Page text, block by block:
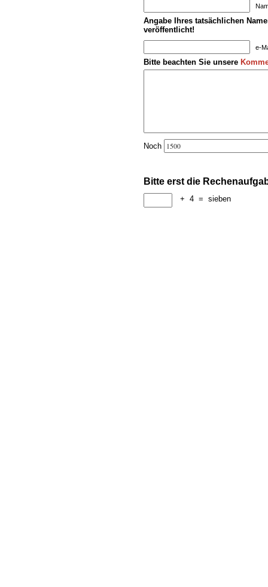
Angabe Ihres tatsächlichen
veröffentlicht!
e-
Bitte beachten Sie unsere
Noch
Bitte erst die
+ 4 = sieben